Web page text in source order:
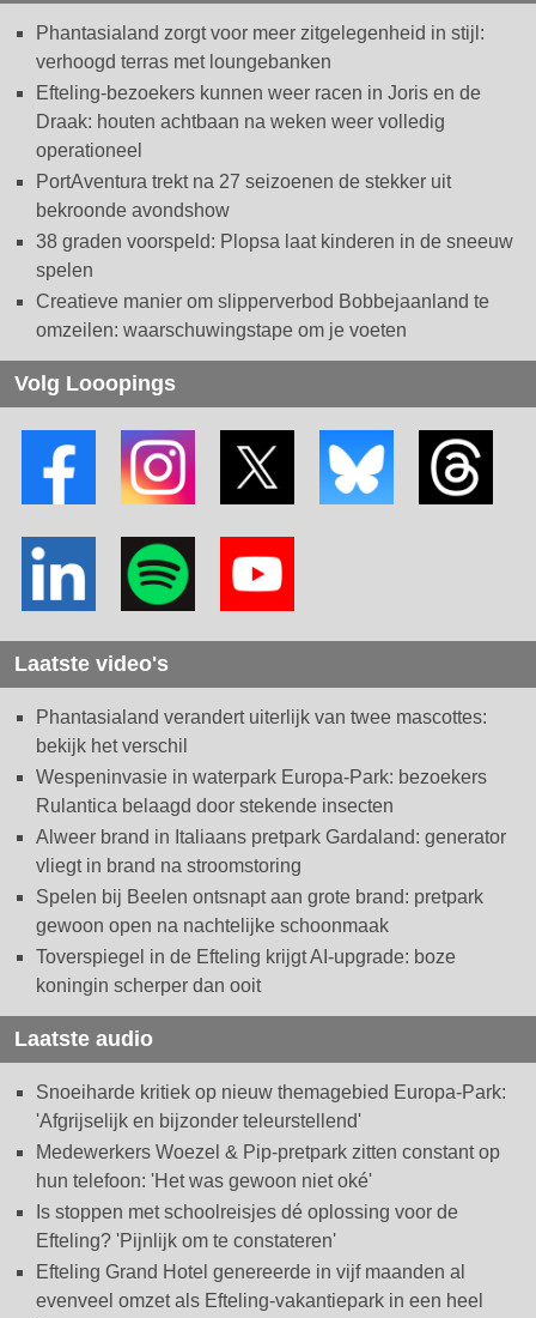
Phantasialand zorgt voor meer zitgelegenheid in stijl:
verhoogd terras met loungebanken
Efteling-bezoekers kunnen weer racen in Joris en de
Draak: houten achtbaan na weken weer volledig
operationeel
PortAventura trekt na 27 seizoenen de stekker uit
bekroonde avondshow
38 graden voorspeld: Plopsa laat kinderen in de sneeuw
spelen
Creatieve manier om slipperverbod Bobbejaanland te
omzeilen: waarschuwingstape om je voeten
Volg Looopings
Laatste video's
Phantasialand verandert uiterlijk van twee mascottes:
bekijk het verschil
Wespeninvasie in waterpark Europa-Park: bezoekers
Rulantica belaagd door stekende insecten
Alweer brand in Italiaans pretpark Gardaland: generator
vliegt in brand na stroomstoring
Spelen bij Beelen ontsnapt aan grote brand: pretpark
gewoon open na nachtelijke schoonmaak
Toverspiegel in de Efteling krijgt AI-upgrade: boze
koningin scherper dan ooit
Laatste audio
Snoeiharde kritiek op nieuw themagebied Europa-Park:
'Afgrijselijk en bijzonder teleurstellend'
Medewerkers Woezel & Pip-pretpark zitten constant op
hun telefoon: 'Het was gewoon niet oké'
Is stoppen met schoolreisjes dé oplossing voor de
Efteling? 'Pijnlijk om te constateren'
Efteling Grand Hotel genereerde in vijf maanden al
evenveel omzet als Efteling-vakantiepark in een heel